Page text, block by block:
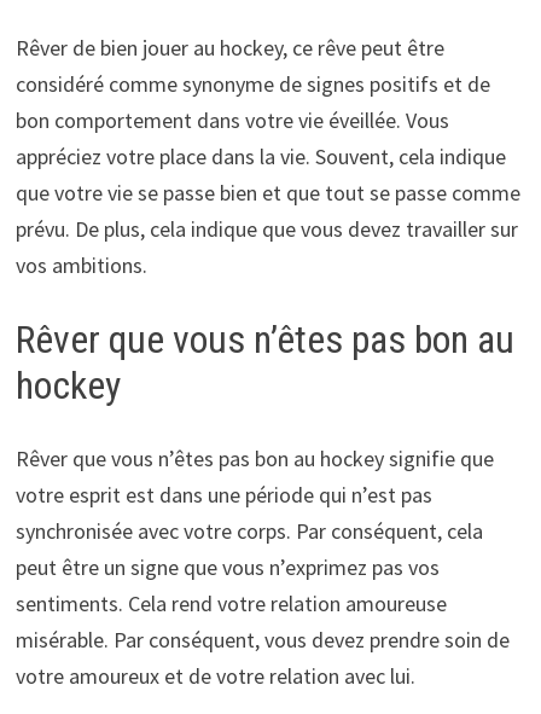
Rêver de bien jouer au hockey, ce rêve peut être
considéré comme synonyme de signes positifs et de
bon comportement dans votre vie éveillée. Vous
appréciez votre place dans la vie. Souvent, cela indique
que votre vie se passe bien et que tout se passe comme
prévu. De plus, cela indique que vous devez travailler sur
vos ambitions.
Rêver que vous n’êtes pas bon au
hockey
Rêver que vous n’êtes pas bon au hockey signifie que
votre esprit est dans une période qui n’est pas
synchronisée avec votre corps. Par conséquent, cela
peut être un signe que vous n’exprimez pas vos
sentiments. Cela rend votre relation amoureuse
misérable. Par conséquent, vous devez prendre soin de
votre amoureux et de votre relation avec lui.